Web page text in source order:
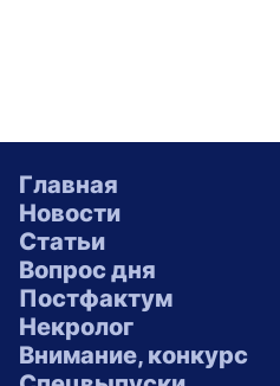
Главная
Новости
Статьи
Вопрос дня
Постфактум
Некролог
Внимание, конкурс